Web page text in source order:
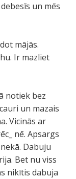
un mēs
mājās.
Ir mazliet
notiek bez
un mazais
Vicinās ar
nē. Apsargs
Dabuju
Bet nu viss
nikītis dabuja